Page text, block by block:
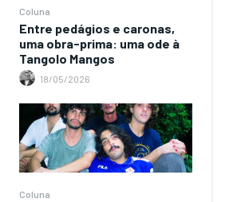
Coluna
Entre pedágios e caronas,
uma obra-prima: uma ode à
Tangolo Mangos
18/05/2026
Coluna